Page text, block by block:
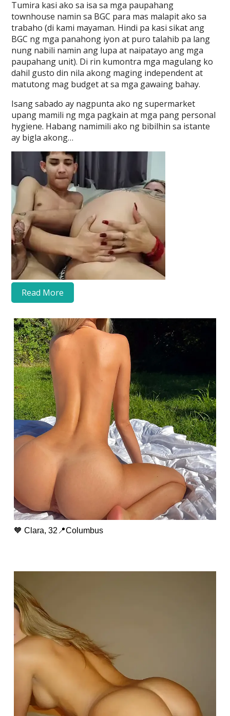
Tumira kasi ako sa isa sa mga paupahang
townhouse namin sa BGC para mas malapit ako sa
trabaho (di kami mayaman. Hindi pa kasi sikat ang
BGC ng mga panahong iyon at puro talahib pa lang
nung nabili namin ang lupa at naipatayo ang mga
paupahang unit). Di rin kumontra mga magulang ko
dahil gusto din nila akong maging independent at
matutong mag budget at sa mga gawaing bahay.
Isang sabado ay nagpunta ako ng supermarket
upang mamili ng mga pagkain at mga pang personal
hygiene. Habang namimili ako ng bibilhin sa istante
ay bigla akong…
Read More
🧡 Clara, 32📍Columbus